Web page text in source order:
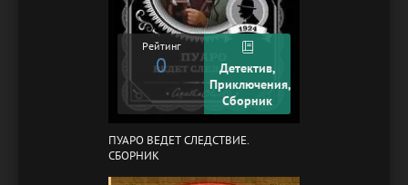
Рейтинг
0
Детектив,
Приключения,
Сборник
ПУАРО ВЕДЕТ СЛЕДСТВИЕ.
СБОРНИК